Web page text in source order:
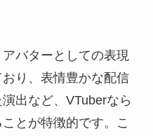
バターとしての表現
り、表情豊かな配信
出など、VTuberなら
とが特徴的です。こ